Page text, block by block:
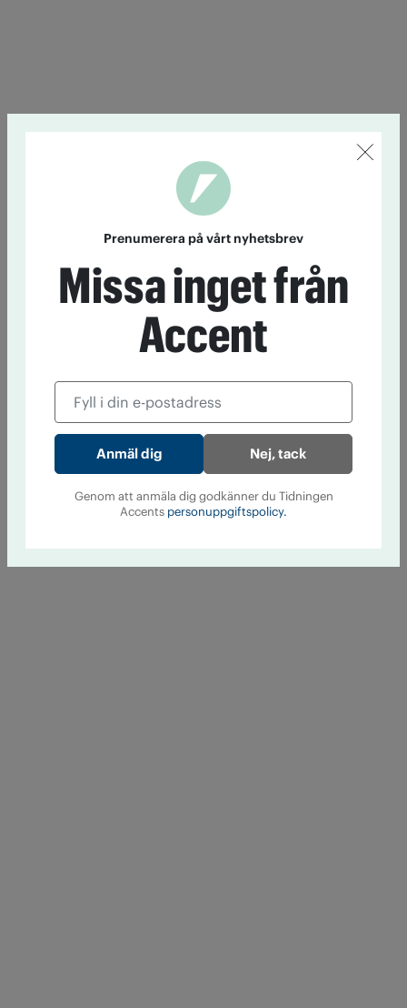
Prenumerera på vårt nyhetsbrev
Missa inget från
Accent
Nej, tack
Genom att anmäla dig godkänner du Tidningen
Accents personuppgiftspolicy.